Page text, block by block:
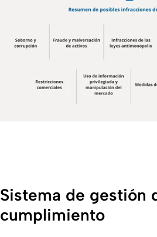
Sistema de gestión
cumplimiento